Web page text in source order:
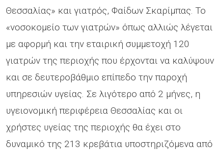
Θεσσαλίας» και γιατρός, Φαίδων Σκαρίμπας. Το
«νοσοκομείο των γιατρών» όπως αλλιώς λέγεται
με αφορμή και την εταιρική συμμετοχή 120
γιατρών της περιοχής που έρχονται να καλύψουν
και σε δευτεροβάθμιο επίπεδο την παροχή
υπηρεσιών υγείας. Σε λιγότερο από 2 μήνες, η
υγειονομική περιφέρεια Θεσσαλίας και οι
χρήστες υγείας της περιοχής θα έχει στο
δυναμικό της 213 κρεβάτια υποστηριζόμενα από